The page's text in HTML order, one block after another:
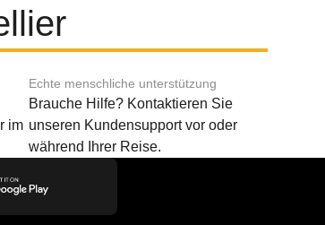
im
Echte menschliche unterstützung
Brauche Hilfe? Kontaktieren Sie
unseren Kundensupport vor oder
während Ihrer Reise.